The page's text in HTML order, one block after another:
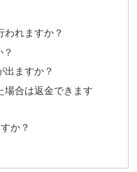
われますか？
出ますか？
場合は返金できます
か？